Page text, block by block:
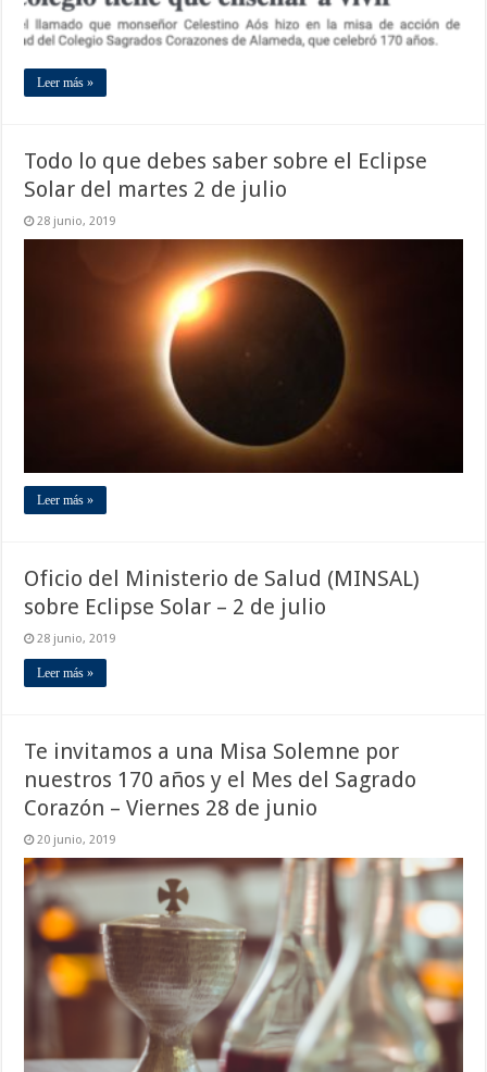
Leer más »
Todo lo que debes saber sobre el Eclipse
Solar del martes 2 de julio
28 junio, 2019
Leer más »
Oficio del Ministerio de Salud (MINSAL)
sobre Eclipse Solar – 2 de julio
28 junio, 2019
Leer más »
Te invitamos a una Misa Solemne por
nuestros 170 años y el Mes del Sagrado
Corazón – Viernes 28 de junio
20 junio, 2019